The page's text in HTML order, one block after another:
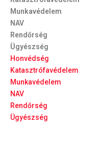
Munkavédelem
NAV
Rendőrség
Ügyészség
Honvédség
Katasztrófavédelem
Munkavédelem
NAV
Rendőrség
Ügyészség